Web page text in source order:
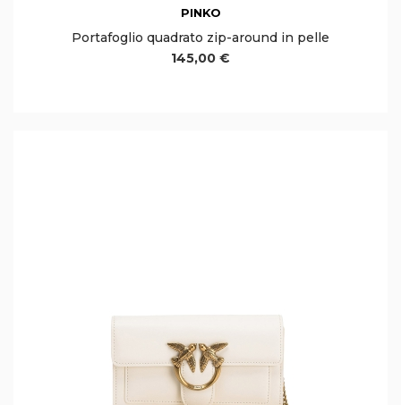
PINKO
Portafoglio quadrato zip-around in pelle
145,00 €